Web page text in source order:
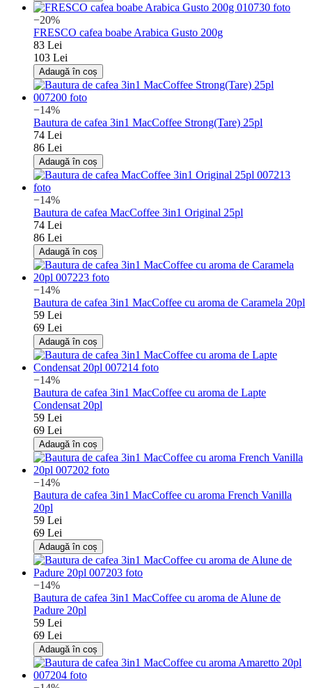
−20%
FRESCO cafea boabe Arabica Gusto 200g
83 Lei
103 Lei
Adaugă în coș
−14%
Bautura de cafea 3in1 MacCoffee Strong(Tare) 25pl
74 Lei
86 Lei
Adaugă în coș
−14%
Bautura de cafea MacCoffee 3in1 Original 25pl
74 Lei
86 Lei
Adaugă în coș
−14%
Bautura de cafea 3in1 MacCoffee cu aroma de Caramela 20pl
59 Lei
69 Lei
Adaugă în coș
−14%
Bautura de cafea 3in1 MacCoffee cu aroma de Lapte
Condensat 20pl
59 Lei
69 Lei
Adaugă în coș
−14%
Bautura de cafea 3in1 MacCoffee cu aroma French Vanilla
20pl
59 Lei
69 Lei
Adaugă în coș
−14%
Bautura de cafea 3in1 MacCoffee cu aroma de Alune de
Padure 20pl
59 Lei
69 Lei
Adaugă în coș